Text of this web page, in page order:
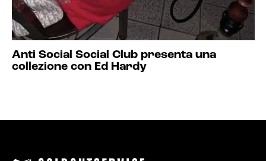
Anti Social Social Club presenta una
collezione con Ed Hardy